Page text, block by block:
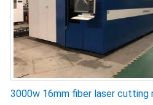
3000w 16mm fiber laser cutting